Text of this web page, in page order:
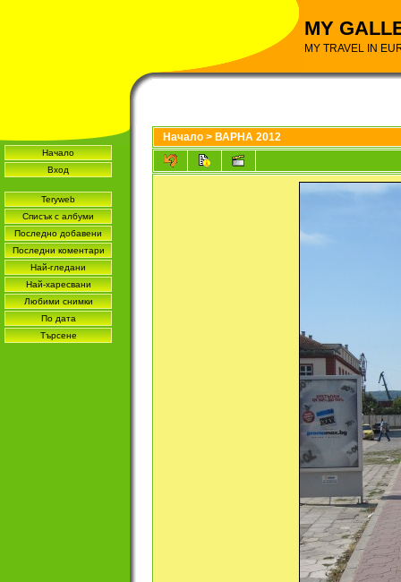
MY
MY TRAVEL IN
Начало
Вход
Teryweb
Списък с албуми
Последно добавени
Последни коментари
Най-гледани
Най-харесвани
Любими снимки
По дата
Търсене
Начало > ВАРНА 2012